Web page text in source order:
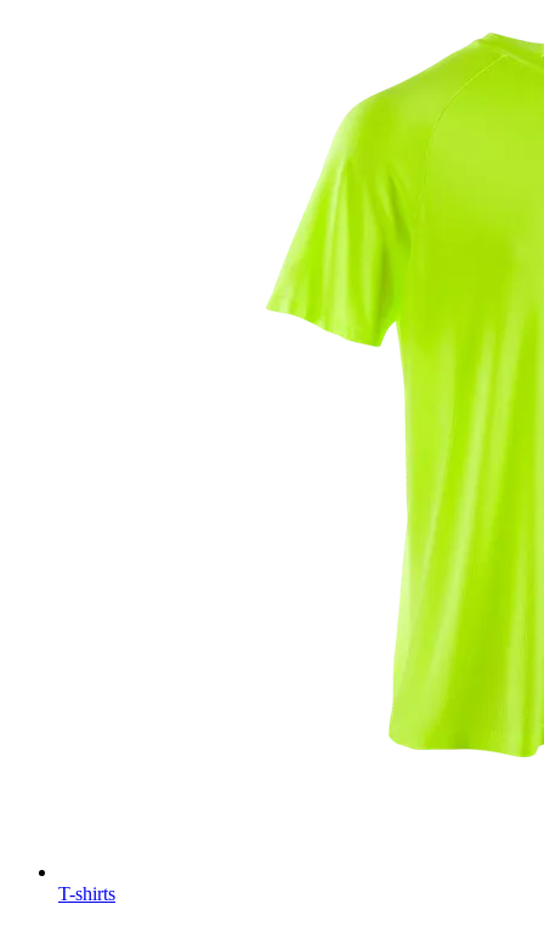
T-shirts